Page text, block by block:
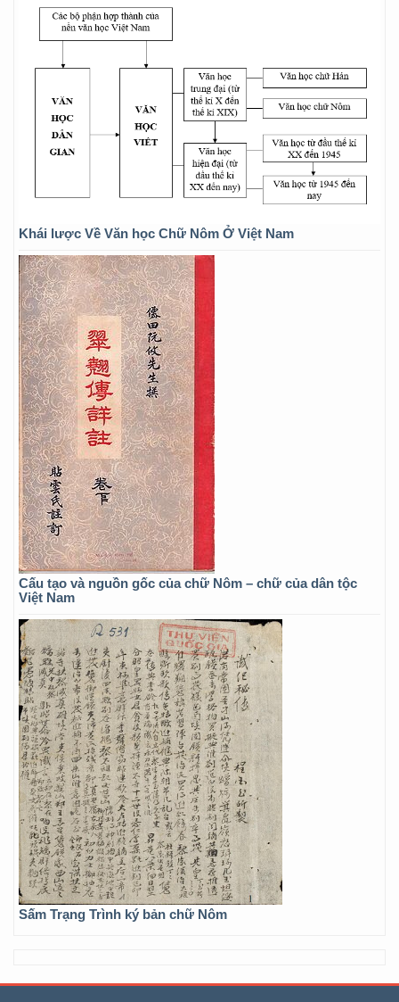
Khái lược Về Văn học Chữ Nôm Ở Việt Nam
Cấu tạo và nguồn gốc của chữ Nôm – chữ của dân tộc
Việt Nam
Sấm Trạng Trình ký bản chữ Nôm